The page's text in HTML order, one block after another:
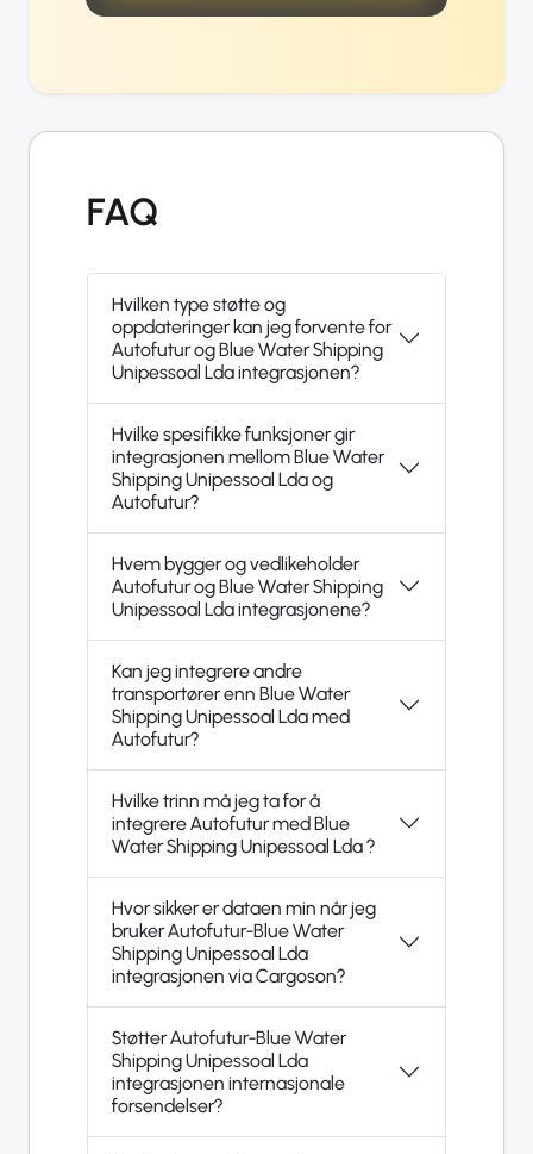
FAQ
Hvilken type støtte og
oppdateringer kan jeg forvente for
Autofutur og Blue Water Shipping
Unipessoal Lda integrasjonen?
Hvilke spesifikke funksjoner gir
integrasjonen mellom Blue Water
Shipping Unipessoal Lda og
Autofutur?
Hvem bygger og vedlikeholder
Autofutur og Blue Water Shipping
Unipessoal Lda integrasjonene?
Kan jeg integrere andre
transportører enn Blue Water
Shipping Unipessoal Lda med
Autofutur?
Hvilke trinn må jeg ta for å
integrere Autofutur med Blue
Water Shipping Unipessoal Lda ?
Hvor sikker er dataen min når jeg
bruker Autofutur-Blue Water
Shipping Unipessoal Lda
integrasjonen via Cargoson?
Støtter Autofutur-Blue Water
Shipping Unipessoal Lda
integrasjonen internasjonale
forsendelser?